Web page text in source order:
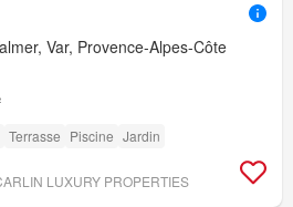
Var, Provence-Alpes-Côte
Terrasse Piscine Jardin
LUXURY PROPERTIES